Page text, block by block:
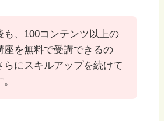
も、100コンテンツ以上の
座を無料で受講できるの
らにスキルアップを続けて